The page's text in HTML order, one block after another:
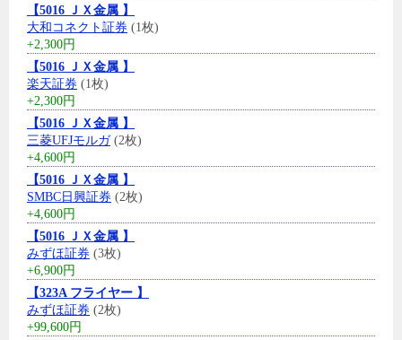
【5016 ＪＸ金属 】
大和コネクト証券 (1枚)
+2,300円
【5016 ＪＸ金属 】
楽天証券 (1枚)
+2,300円
【5016 ＪＸ金属 】
三菱UFJモルガ(2枚)
+4,600円
【5016 ＪＸ金属 】
SMBC日興証券 (2枚)
+4,600円
【5016 ＪＸ金属 】
みずほ証券 (3枚)
+6,900円
【323A フライヤー 】
みずほ証券 (2枚)
+99,600円